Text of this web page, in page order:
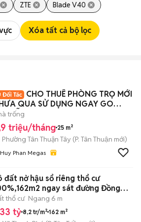
ZTE Blade V40
Xóa tất cả bộ lọc
CHO THUÊ PHÒNG TRỌ MỚI
QUA SỬ DỤNG NGAY GO
THỊ THẬP Q7
trống
triệu/tháng 25 m²
Phường Tân Thuận Tây (P. Tân Thuận mới)
Huy Phan Megas
đất nở hậu sổ riêng thổ cư
ngay sát đường Đồng
thổ cư Ngang 6 m
tỷ 8,2 tr/m² 162 m²